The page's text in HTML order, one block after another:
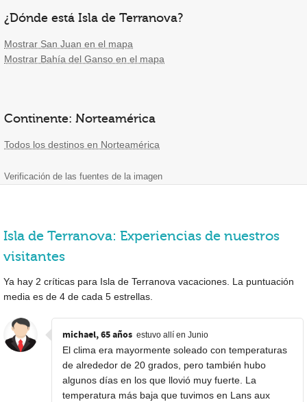
¿Dónde está Isla de Terranova?
Mostrar San Juan en el mapa
Mostrar Bahía del Ganso en el mapa
Continente: Norteamérica
Todos los destinos en Norteamérica
Verificación de las fuentes de la imagen
Isla de Terranova: Experiencias de nuestros
visitantes
Ya hay 2 críticas para Isla de Terranova vacaciones. La puntuación
media es de 4 de cada 5 estrellas.
michael, 65 años estuvo allí en Junio
El clima era mayormente soleado con temperaturas
de alrededor de 20 grados, pero también hubo
algunos días en los que llovió muy fuerte. La
temperatura más baja que tuvimos en Lans aux